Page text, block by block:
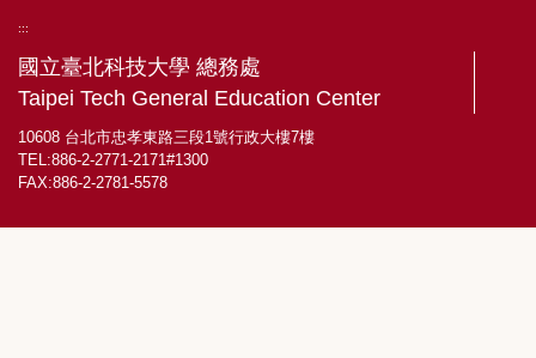
:::
國立臺北科技大學 總務處
Taipei Tech General Education Center
10608 台北市忠孝東路三段1號行政大樓7樓
TEL:886-2-2771-2171#1300
FAX:886-2-2781-5578